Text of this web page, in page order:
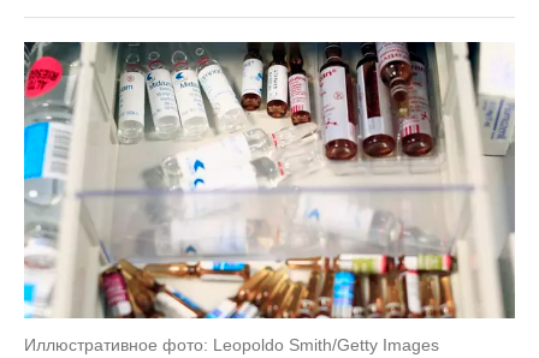
Иллюстративное фото: Leopoldo Smith/Getty Images